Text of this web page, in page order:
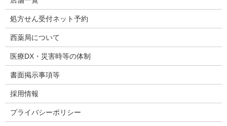
処方せん受付ネット予約
西薬局について
医療DX・災害時等の体制
書面掲示事項等
採用情報
プライバシーポリシー